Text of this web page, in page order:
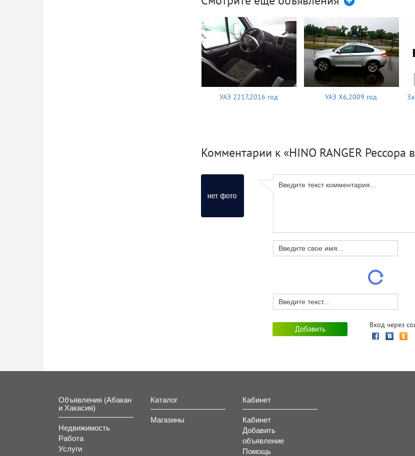
УАЗ 2217,2016 год УАЗ X6,2009 год
Комментарии к «HINO RANGER Рессора
Вход через
Объявления (Абакан
и Хакасия)
Недвижимость
Работа
Услуги
Каталог
Магазины
Кабинет
Кабинет
Добавить
объявление
Помощь